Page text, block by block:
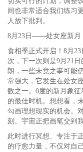
间也非常适合我们练习
人放下批判。
8月23日——处女座新月
食相季正式开启！8月
次，下一次则是9月21
朗，一些未竟之事可能
常强大，它发生在处女
数之一。0度的新月象
的最佳时机。想想看，
勾画理想现实的机会。
刻。宇宙正把画笔交到
此时进行冥想、专注于
的疗愈力量，不仅对自